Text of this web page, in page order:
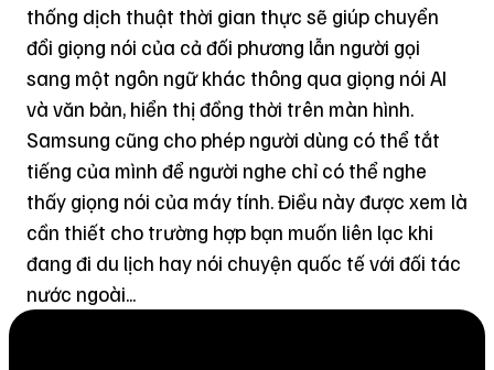
thống dịch thuật thời gian thực sẽ giúp chuyển
đổi giọng nói của cả đối phương lẫn người gọi
sang một ngôn ngữ khác thông qua giọng nói AI
và văn bản, hiển thị đồng thời trên màn hình.
Samsung cũng cho phép người dùng có thể tắt
tiếng của mình để người nghe chỉ có thể nghe
thấy giọng nói của máy tính. Điều này được xem là
cần thiết cho trường hợp bạn muốn liên lạc khi
đang đi du lịch hay nói chuyện quốc tế với đối tác
nước ngoài...